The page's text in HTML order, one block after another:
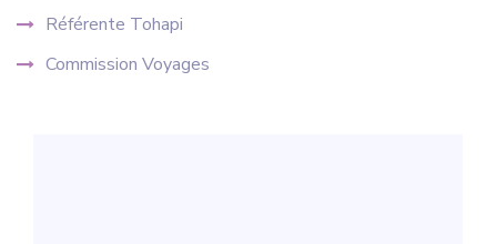
Référente Tohapi
Commission Voyages